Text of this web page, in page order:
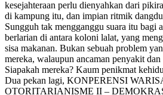
kesejahteraan perlu dienyahkan dari
di kampung itu, dan impian ritmik
Sungguh tak mengganggu suara itu bagi
berlarian di antara koloni lalat, yang
sisa makanan. Bukan sebuah problem
mereka, walaupun ancaman penyakit
Siapakah mereka? Kaum penikmat
Dua pekan lagi, KONPERENSI
OTORITARIANISME II –